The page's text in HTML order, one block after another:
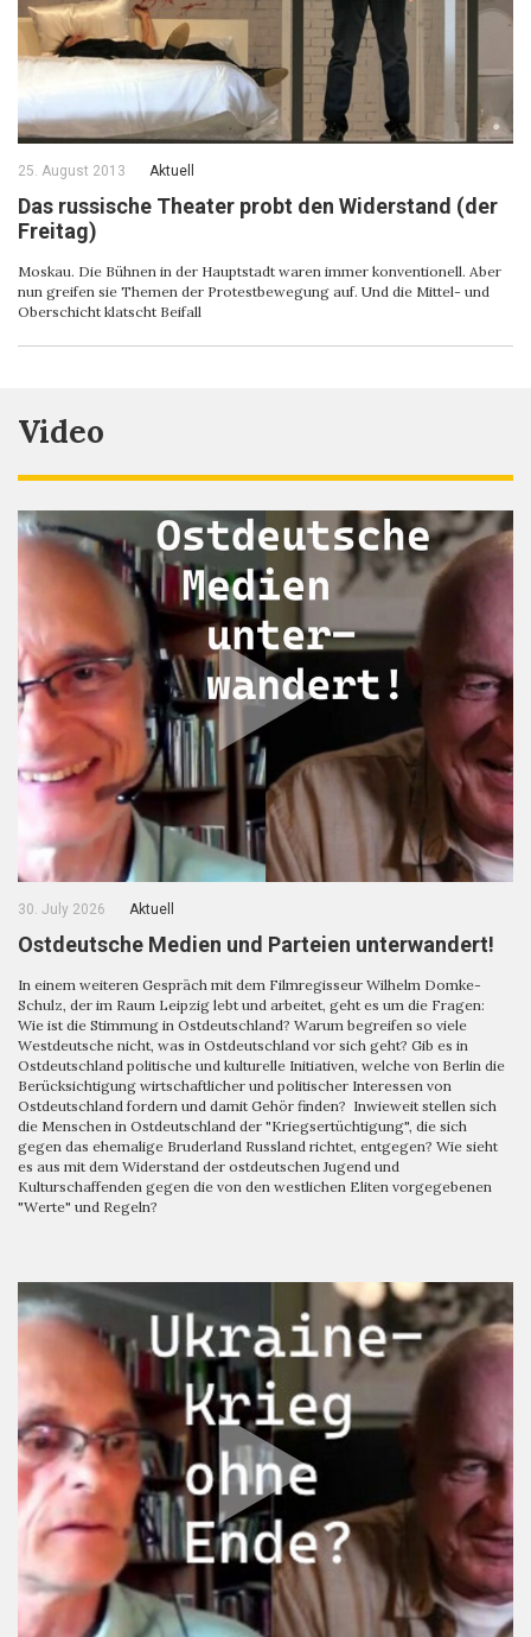
25. August 2013 Aktuell
Das russische Theater probt den Widerstand (der
Freitag)
Moskau. Die Bühnen in der Hauptstadt waren immer konventionell. Aber
nun greifen sie Themen der Protestbewegung auf. Und die Mittel- und
Oberschicht klatscht Beifall
Video
30. July 2026 Aktuell
Ostdeutsche Medien und Parteien unterwandert!
In einem weiteren Gespräch mit dem Filmregisseur Wilhelm Domke-
Schulz, der im Raum Leipzig lebt und arbeitet, geht es um die Fragen:
Wie ist die Stimmung in Ostdeutschland? Warum begreifen so viele
Westdeutsche nicht, was in Ostdeutschland vor sich geht? Gib es in
Ostdeutschland politische und kulturelle Initiativen, welche von Berlin die
Berücksichtigung wirtschaftlicher und politischer Interessen von
Ostdeutschland fordern und damit Gehör finden? Inwieweit stellen sich
die Menschen in Ostdeutschland der "Kriegsertüchtigung", die sich
gegen das ehemalige Bruderland Russland richtet, entgegen? Wie sieht
es aus mit dem Widerstand der ostdeutschen Jugend und
Kulturschaffenden gegen die von den westlichen Eliten vorgegebenen
"Werte" und Regeln?